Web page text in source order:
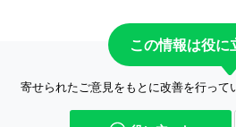
この情報は役に
寄せられたご意見をもとに改善を行って